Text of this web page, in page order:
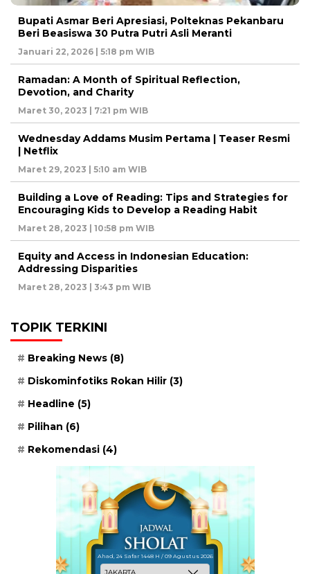
Bupati Asmar Beri Apresiasi, Polteknas Pekanbaru
Beri Beasiswa 30 Putra Putri Asli Meranti
Januari 22, 2026 | 5:18 pm WIB
Ramadan: A Month of Spiritual Reflection,
Devotion, and Charity
Maret 30, 2023 | 7:21 pm WIB
Wednesday Addams Musim Pertama | Teaser Resmi
| Netflix
Maret 29, 2023 | 5:10 am WIB
Building a Love of Reading: Tips and Strategies for
Encouraging Kids to Develop a Reading Habit
Maret 28, 2023 | 10:58 pm WIB
Equity and Access in Indonesian Education:
Addressing Disparities
Maret 28, 2023 | 3:43 pm WIB
TOPIK TERKINI
Breaking News (8)
Diskominfotiks Rokan Hilir (3)
Headline (5)
Pilihan (6)
Rekomendasi (4)
Ahad, 24 Safar 1448 H / 09 Agustus 2026